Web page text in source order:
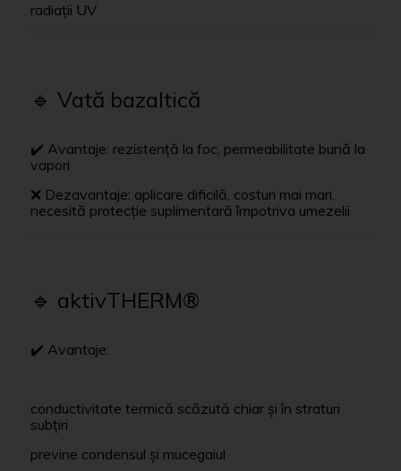
radiații UV
🔹 Vată bazaltică
✔️ Avantaje: rezistență la foc, permeabilitate bună la
vapori
❌ Dezavantaje: aplicare dificilă, costuri mai mari,
necesită protecție suplimentară împotriva umezelii
🔹 aktivTHERM®
✔️ Avantaje:
conductivitate termică scăzută chiar și în straturi
subțiri
previne condensul și mucegaiul